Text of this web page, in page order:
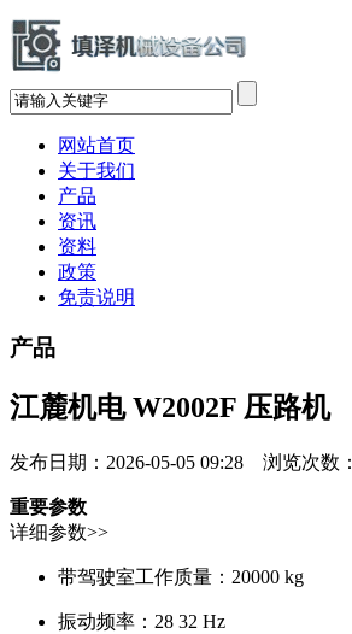
网站首页
关于我们
产品
资讯
资料
政策
免责说明
产品
江麓机电 W2002F 压路机
发布日期：2026-05-05 09:28 浏览次数：
重要参数
详细参数>>
带驾驶室工作质量： 20000 kg
振动频率： 28 32 Hz